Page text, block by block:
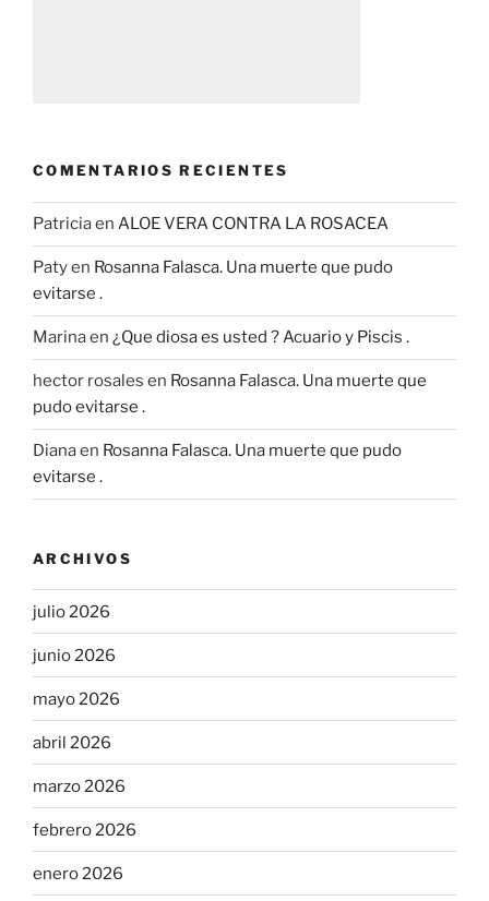
COMENTARIOS RECIENTES
Patriciaen ALOE VERA CONTRA LA ROSACEA
Patyen Rosanna Falasca. Una muerte que pudo
evitarse .
Marinaen ¿Que diosa es usted ? Acuario y Piscis .
hector rosales en Rosanna Falasca. Una muerte que
pudo evitarse .
Dianaen Rosanna Falasca. Una muerte que pudo
evitarse .
ARCHIVOS
julio 2026
junio 2026
mayo 2026
abril 2026
marzo 2026
febrero 2026
enero 2026